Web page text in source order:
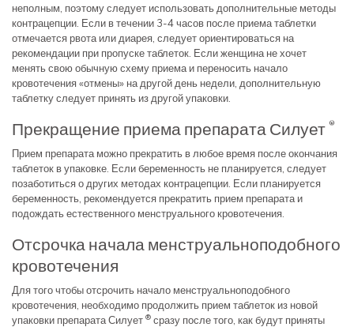
неполным, поэтому следует использовать дополнительные методы
контрацепции. Если в течении 3-4 часов после приема таблетки
отмечается рвота или диарея, следует ориентироваться на
рекомендации при пропуске таблеток. Если женщина не хочет
менять свою обычную схему приема и переносить начало
кровотечения «отмены» на другой день недели, дополнительную
таблетку следует принять из другой упаковки.
Прекращение приема препарата Силует ®
Прием препарата можно прекратить в любое время после окончания
таблеток в упаковке. Если беременность не планируется, следует
позаботиться о других методах контрацепции. Если планируется
беременность, рекомендуется прекратить прием препарата и
подождать естественного менструального кровотечения.
Отсрочка начала менструальноподобного
кровотечения
Для того чтобы отсрочить начало менструальноподобного
кровотечения, необходимо продолжить прием таблеток из новой
упаковки препарата Силует ® сразу после того, как будут приняты